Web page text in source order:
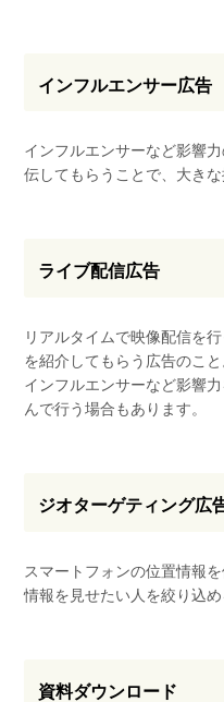
インフルエンサー広告
インフルエンサーなど影響
伝してもらうことで、大き
ライブ配信広告
リアルタイムで映像配信を
を紹介してもらう広告のこ
インフルエンサーなど影響
んで行う場合もあります。
ジオターゲティング広
スマートフォンの位置情報
情報を見せたい人を絞り込め
資料ダウンロード